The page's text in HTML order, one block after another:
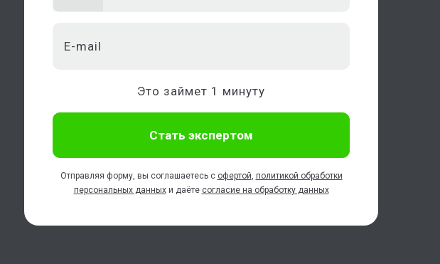
Это займет 1 минуту
Стать экспертом
Отправляя форму, вы соглашаетесь с офертой, политикой обработки
персональных данныхи даёте согласие на обработку данных